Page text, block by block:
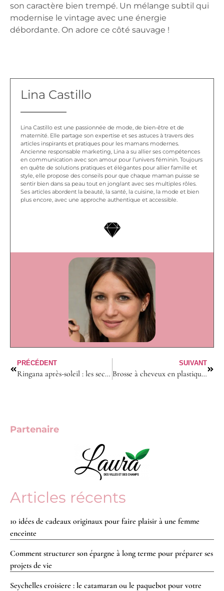
son caractère bien trempé. Un mélange subtil qui
modernise le vintage avec une énergie
débordante. On adore ce côté sauvage !
Lina Castillo
Lina Castillo est une passionnée de mode, de bien-être et de
maternité. Elle partage son expertise et ses astuces à travers des
articles inspirants et pratiques pour les mamans modernes.
Ancienne responsable marketing, Lina a su allier ses compétences
en communication avec son amour pour l’univers féminin. Toujours
en quête de solutions pratiques et élégantes pour allier famille et
style, elle propose des conseils pour que chaque maman puisse se
sentir bien dans sa peau tout en jonglant avec ses multiples rôles.
Ses articles abordent la beauté, la santé, la cuisine, la mode et bien
plus encore, avec une approche authentique et accessible.
PRÉCÉDENT
Ringana après-soleil : les secrets du Tan booster pour un bronzage durable
SUIVANT
Brosse à cheveux en plastique : le bicarbonate pour un nettoyage efficace
Partenaire
Articles récents
10 idées de cadeaux originaux pour faire plaisir à une femme
enceinte
Comment structurer son épargne à long terme pour préparer ses
projets de vie
Seychelles croisiere : le catamaran ou le paquebot pour votre